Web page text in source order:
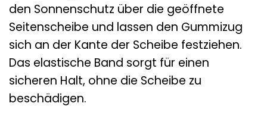
den Sonnenschutz über die geöffnete
Seitenscheibe und lassen den Gummizug
sich an der Kante der Scheibe festziehen.
Das elastische Band sorgt für einen
sicheren Halt, ohne die Scheibe zu
beschädigen.